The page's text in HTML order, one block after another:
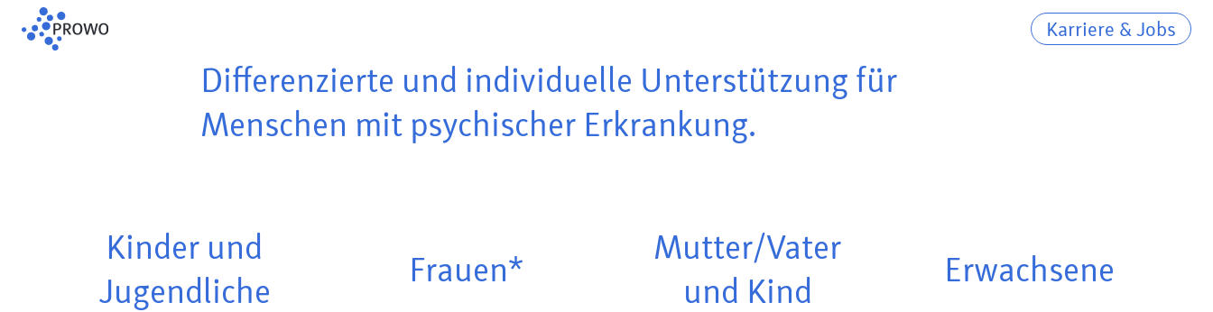
Karriere & Jobs
Differenzierte und individuelle Unterstützung für
Menschen mit psychischer Erkrankung.
Kinder und
Jugendliche
Frauen*
Mutter/Vater
und Kind
Erwachsene